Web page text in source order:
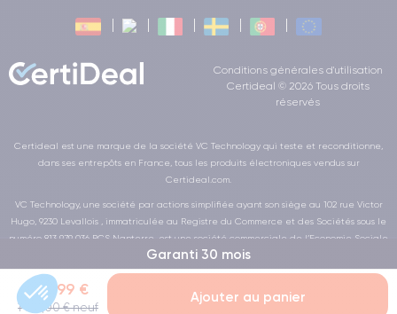
Garanti 30 mois
349,99 €
1 029,00 € neuf
Ajouter au panier
Conditions générales d'utilisation
Certideal © 2026 Tous droits
réservés
Certideal est une marque de la société VC Technology qui teste et reconditionne,
dans ses entrepôts en France, tous les produits électroniques vendus sur
Certideal.com.
VC Technology, une société par actions simplifiée ayant son siège au 102 rue Victor
Hugo, 9230 Levallois , immatriculée au Registre du Commerce et des Sociétés sous le
numéro 813 979 036 RCS Nanterre, est une société commerciale de l’Economie Sociale
et Solidaire au sens de la loi de la LOI n° 2014-856 du 31 juillet 2014